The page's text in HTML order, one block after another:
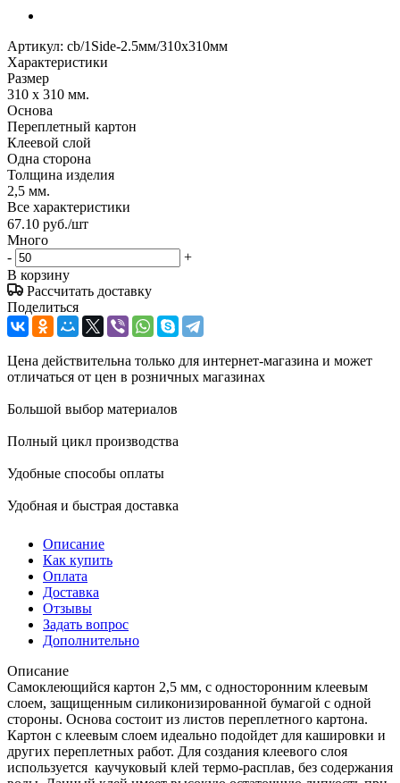
Артикул: cb/1Side-2.5мм/310х310мм
Характеристики
Размер
310 x 310 мм.
Основа
Переплетный картон
Клеевой слой
Одна сторона
Толщина изделия
2,5 мм.
Все характеристики
67.10 руб./шт
Много
-
+
В корзину
Рассчитать доставку
Поделиться
Цена действительна только для интернет-магазина и может
отличаться от цен в розничных магазинах
Большой выбор материалов
Полный цикл производства
Удобные способы оплаты
Удобная и быстрая доставка
Описание
Как купить
Оплата
Доставка
Отзывы
Задать вопрос
Дополнительно
Описание
Самоклеющийся картон 2,5 мм, с односторонним клеевым
слоем, защищенным силиконизированной бумагой с одной
стороны. Основа состоит из листов переплетного картона.
Картон с клеевым слоем идеально подойдет для кашировки и
других переплетных работ. Для создания клеевого слоя
используется каучуковый клей термо-расплав, без содержания